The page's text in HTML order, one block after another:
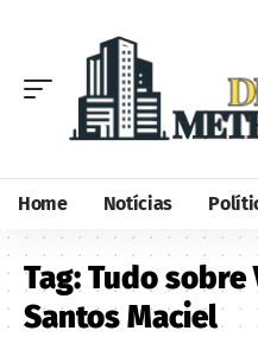
Home Notícias
Tag:Tudo sobre
Santos Maciel